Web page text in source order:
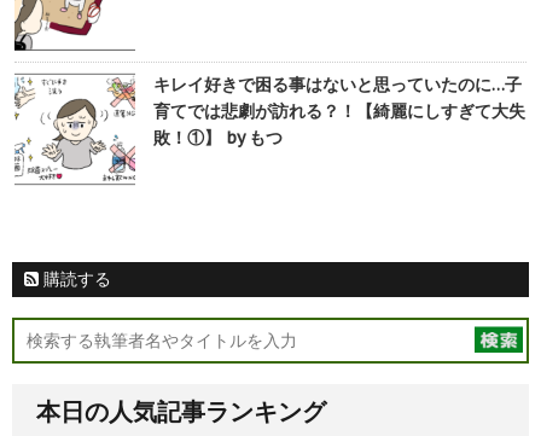
キレイ好きで困る事はないと思っていたのに…子
育てでは悲劇が訪れる？！【綺麗にしすぎて大失
敗！①】 by もつ
購読する
本日の人気記事ランキング